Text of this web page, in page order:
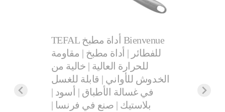
TEFAL أداة مطبخ Bienvenue
للفطائر | أداة مطبخ | مقاومة
للحرارة العالية | خالية من
الخدوش للأواني | قابلة للغسل
في غسالة الأطباق | أسود |
بلاستيك | صنع في فرنسا |